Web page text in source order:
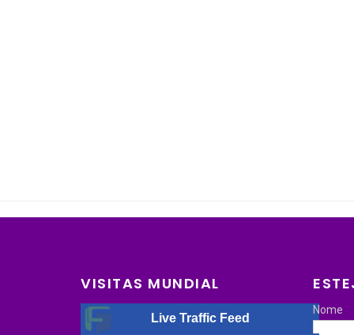
VISITAS MUNDIAL
Live Traffic Feed
Nome